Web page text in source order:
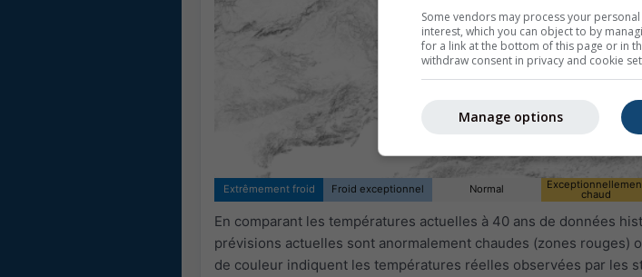
Extrêmement froid Froid exceptionnel Normal chaud
En comparant les températures actuelles à 40 ans de données
prévisions actuelles sont anormalement chaudes (zones rouges)
de couleur indiquent les températures réelles observées par les
Some vendors may process your
interest, which you can object to by
for a link at the bottom of this page or in
withdraw consent in privacy and cookie
Manage options